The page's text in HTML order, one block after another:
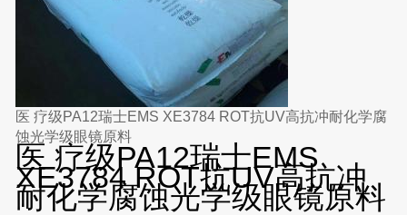
医 疗级PA12瑞士EMS XE3784 ROT抗UV高抗冲耐化学腐
蚀光学级眼镜原料
医 疗级PA12瑞士EMS
XE3784 ROT抗UV高抗冲
耐化学腐蚀光学级眼镜原料